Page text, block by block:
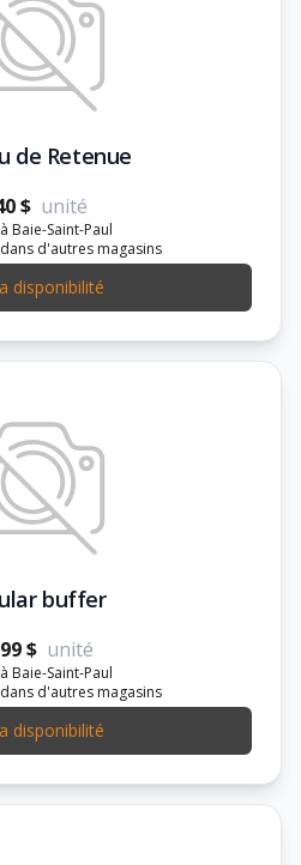
de Retenue
$ unité
Baie-Saint-Paul
d'autres magasins
disponibilité
buffer
$ unité
Baie-Saint-Paul
d'autres magasins
disponibilité